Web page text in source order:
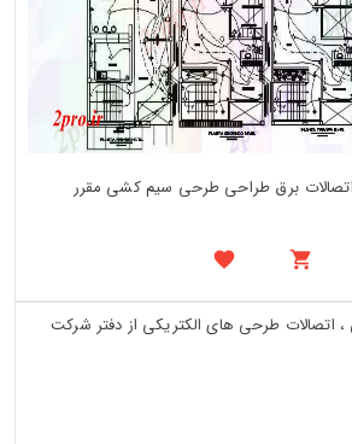
برق طراحی طرحی سیم کشی مقرر